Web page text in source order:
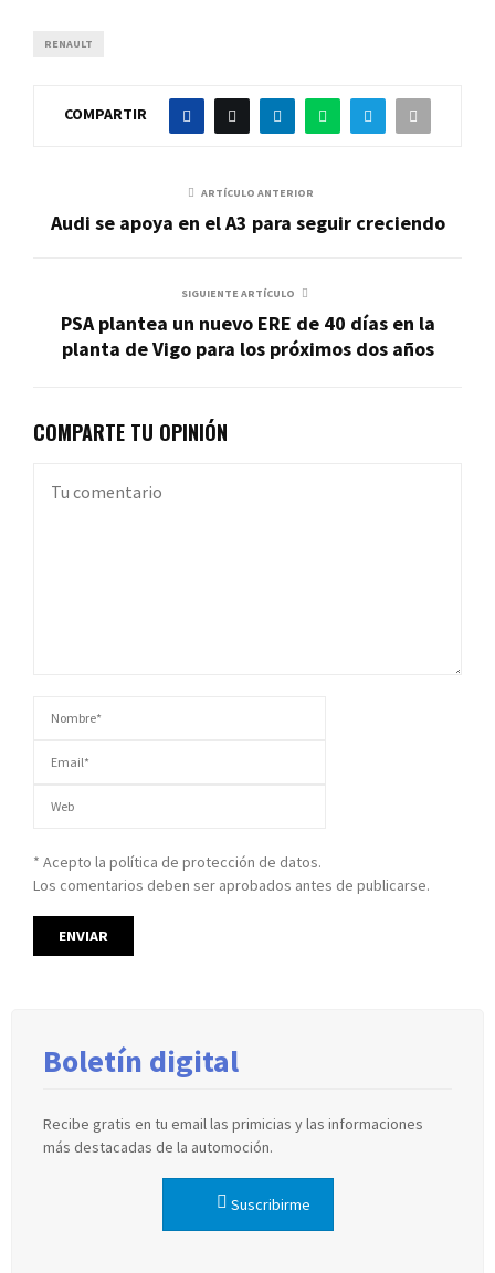
RENAULT
COMPARTIR
ARTÍCULO ANTERIOR
Audi se apoya en el A3 para seguir creciendo
SIGUIENTE ARTÍCULO
PSA plantea un nuevo ERE de 40 días en la
planta de Vigo para los próximos dos años
COMPARTE TU OPINIÓN
* Acepto la política de protección de datos.
Los comentarios deben ser aprobados antes de publicarse.
Boletín digital
Recibe gratis en tu email las primicias y las informaciones
más destacadas de la automoción.
Suscribirme